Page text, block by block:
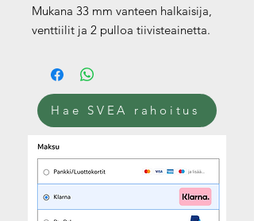
Mukana 33 mm vanteen halkaisija,
venttiilit ja 2 pulloa tiivisteainetta.
Hae SVEA rahoitus